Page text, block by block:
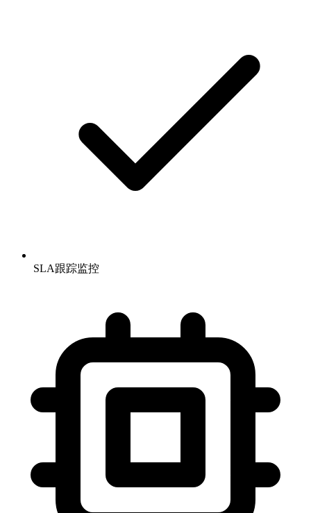
SLA跟踪监控